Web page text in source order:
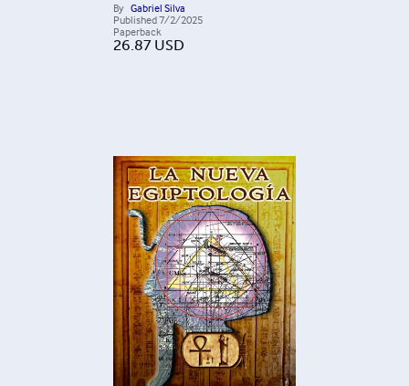
By Gabriel Silva
Published7/2/2025
Paperback
26.87 USD